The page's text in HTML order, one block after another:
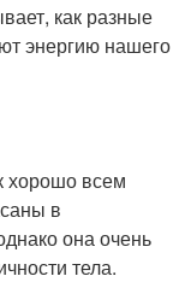
как разные
энергию нашего
хорошо всем
в
она очень
тела.